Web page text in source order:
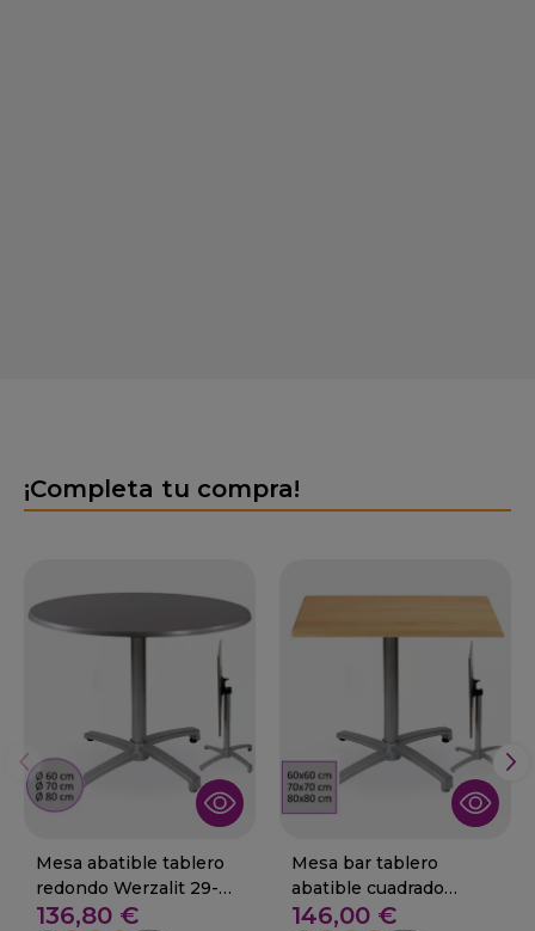
¡Completa tu compra!
Mesa abatible tablero
redondo Werzalit 29-
TABARCA
136,80 €
Mesa bar tablero
abatible cuadrado
Werzalit 29-TABARCA
146,00 €